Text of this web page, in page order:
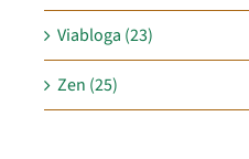
Viabloga (23)
Zen (25)